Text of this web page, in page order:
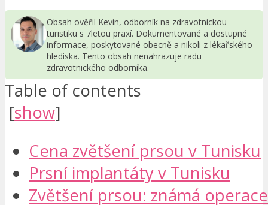
Obsah ověřil Kevin, odborník na zdravotnickou
turistiku s 7letou praxí. Dokumentované a dostupné
informace, poskytované obecně a nikoli z lékařského
hlediska. Tento obsah nenahrazuje radu
zdravotnického odborníka.
Table of contents
[show]
Cena zvětšení prsou v Tunisku
Prsní implantáty v Tunisku
Zvětšení prsou: známá operace